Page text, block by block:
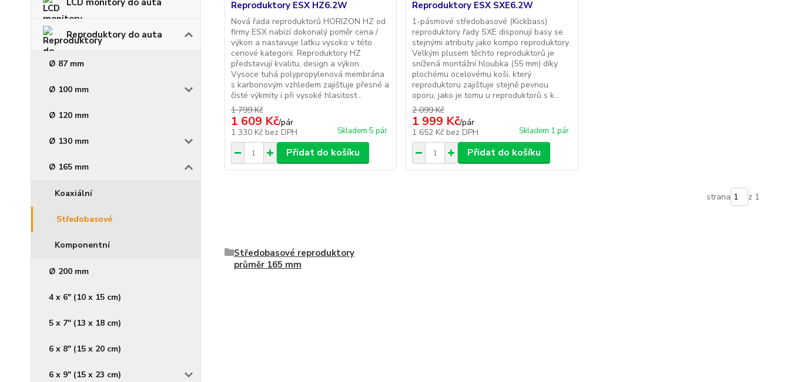
Reproduktory do auta
Ø 87 mm
Ø 100 mm
Ø 120 mm
Ø 130 mm
Ø 165 mm
Koaxiální
Středobasové
Komponentní
Ø 200 mm
4 x 6" (10 x 15 cm)
5 x 7" (13 x 18 cm)
6 x 8" (15 x 20 cm)
6 x 9" (15 x 23 cm)
Reproduktory ESX HZ6.2W
Nová řada reproduktorů HORIZON HZ od
firmy ESX nabízí dokonalý poměr cena /
výkon a nastavuje laťku vysoko v této
cenové kategorii. Reproduktory HZ
představují kvalitu, design a výkon.
Vysoce tuhá polypropylenová membrána
s karbonovým vzhledem zajišťuje přesné a
čisté výkmity i při vysoké hlasitost...
1 799 Kč
1 609 Kč/pár
1 330 Kč bez DPH Skladem 5 pár
Přidat do košíku
Reproduktory ESX SXE6.2W
1-pásmové středobasové (Kickbass)
reproduktory řady SXE disponují basy se
stejnými atributy jako kompo reproduktory.
Velkým plusem těchto reproduktorů je
snížená montážní hloubka (55 mm) díky
plochému ocelovému koši, který
reproduktoru zajišťuje stejně pevnou
oporu, jako je tomu u reproduktorů s k...
2 099 Kč
1 999 Kč/pár
1 652 Kč bez DPH Skladem 1 pár
Přidat do košíku
strana z 1
Středobasové reproduktory
průměr 165 mm